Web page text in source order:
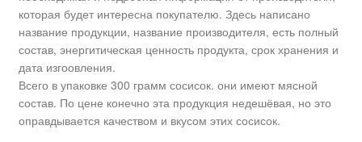
которая будет интересна покупателю. Здесь написано
название продукции, название производителя, есть полный
состав, энергитическая ценность продукта, срок хранения и
дата изгоовления.
Всего в упаковке 300 грамм сосисок. они имеют мясной
состав. По цене конечно эта продукция недешёвая, но это
оправдывается качеством и вкусом этих сосисок.